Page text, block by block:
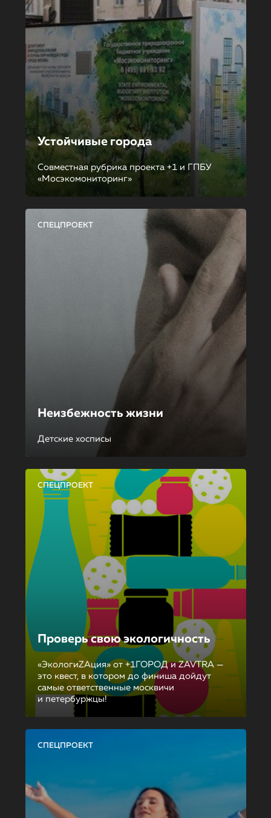
Устойчивые города
Совместная рубрика проекта +1 и ГПБУ
«Мосэкомониторинг»
СПЕЦПРОЕКТ
Неизбежность жизни
Детские хосписы
СПЕЦПРОЕКТ
Проверь свою экологичность
«ЭкологиZAция» от +1ГОРОД и ZAVTRA —
это квест, в котором до финиша дойдут
самые ответственные москвичи
и петербуржцы!
СПЕЦПРОЕКТ